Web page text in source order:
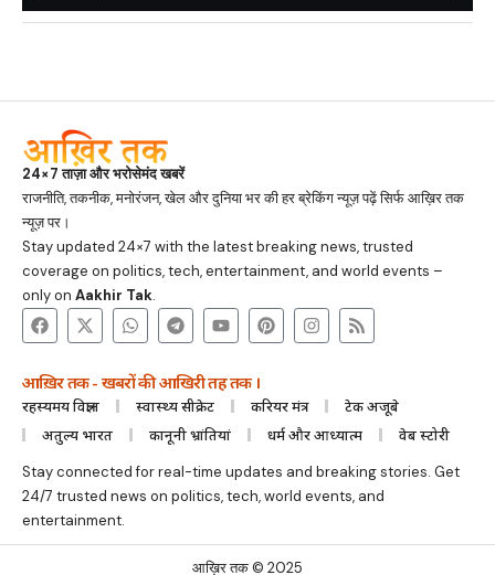
24×7 ताज़ा और भरोसेमंद खबरें
राजनीति, तकनीक, मनोरंजन, खेल और दुनिया भर की हर ब्रेकिंग न्यूज़ पढ़ें सिर्फ आख़िर तक
न्यूज़ पर।
Stay updated 24×7 with the latest breaking news, trusted
coverage on politics, tech, entertainment, and world events –
only on Aakhir Tak.
आख़िर तक - खबरों की आखिरी तह तक ।
रहस्यमय विज्ञान स्वास्थ्य सीक्रेट करियर मंत्र
टेक अजूबे
अतुल्य भारत
कानूनी भ्रांतियां धर्म और आध्यात्म वेब स्टोरी
Stay connected for real-time updates and breaking stories. Get
24/7 trusted news on politics, tech, world events, and
entertainment.
आख़िर तक © 2025